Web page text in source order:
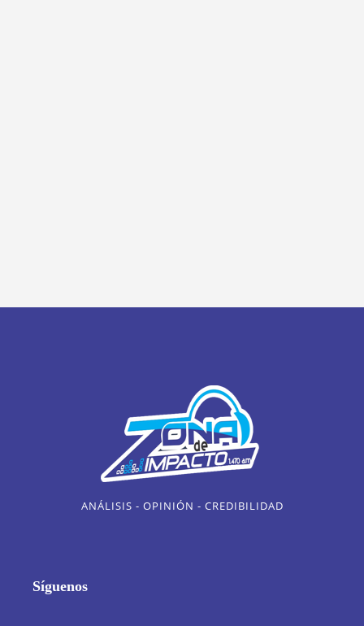
ANÁLISIS - OPINIÓN - CREDIBILIDAD
Síguenos